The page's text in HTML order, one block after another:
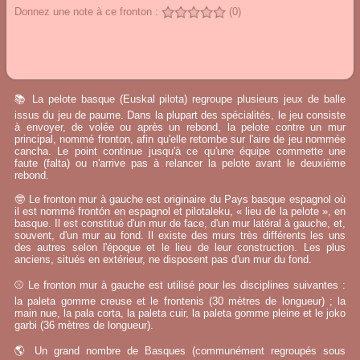
Donnez une note à ce fronton : (0)
📚 La pelote basque (Euskal pilota) regroupe plusieurs jeux de balle
issus du jeu de paume. Dans la plupart des spécialités, le jeu consiste
à envoyer, de volée ou après un rebond, la pelote contre un mur
principal, nommé fronton, afin qu'elle retombe sur l'aire de jeu nommée
cancha. Le point continue jusqu'à ce qu'une équipe commette une
faute (falta) ou n'arrive pas à relancer la pelote avant le deuxième
rebond.
🤓 Le fronton mur à gauche est originaire du Pays basque espagnol où
il est nommé frontón en espagnol et pilotaleku, « lieu de la pelote », en
basque. Il est constitué d'un mur de face, d'un mur latéral à gauche, et,
souvent, d'un mur au fond. Il existe des murs très différents les uns
des autres selon l'époque et le lieu de leur construction. Les plus
anciens, situés en extérieur, ne disposent pas d'un mur du fond.
⚾ Le fronton mur à gauche est utilisé pour les disciplines suivantes :
la paleta gomme creuse et le frontenis (30 mètres de longueur) ; la
main nue, la pala corta, la paleta cuir, la paleta gomme pleine et le joko
garbi (36 mètres de longueur).
🌎 Un grand nombre de Basques (communément regroupés sous